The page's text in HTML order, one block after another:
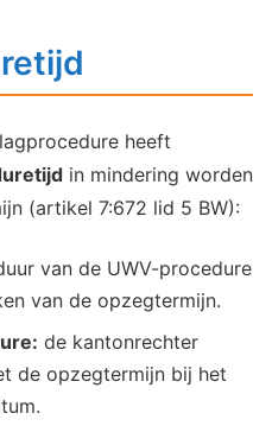
heeft
in mindering worden
(artikel 7:672 lid 5 BW):
van de UWV-procedure
van de opzegtermijn.
de kantonrechter
de opzegtermijn bij het